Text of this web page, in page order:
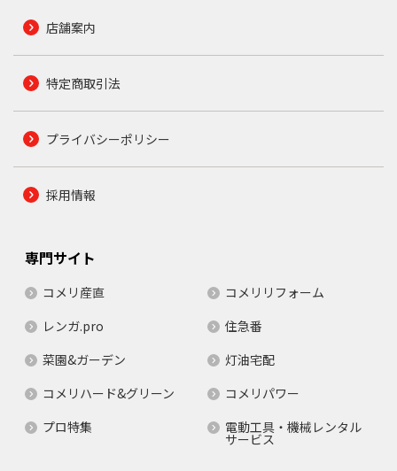
店舗案内
特定商取引法
プライバシーポリシー
採用情報
専門サイト
コメリ産直
コメリリフォーム
レンガ.pro
住急番
菜園&ガーデン
灯油宅配
コメリハード&グリーン
コメリパワー
プロ特集
電動工具・機械レンタル
サービス